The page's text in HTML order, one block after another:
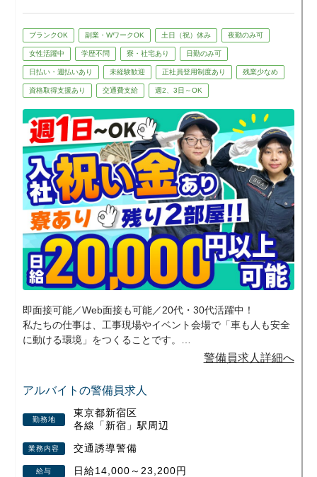
・イベントの裏側に関わってみたい
・Wワーク・副業を探している
・ガチガチな職場はちょっと苦手
★1つでも当てはまれば大歓迎！
■大型ゲームイベント警備の実績あり！
数万人規模の大型ゲームイベント警備の実
績もあります。
「イベントが好き」
「非日常な現場で働いてみたい」
そんな若手スタッフからも好評です。
※配属は希望・適性を考慮します
アルバイトの警備員求人
勤務地
東京都新宿区
各線「新宿」駅周辺
業務内容 交通誘導警備
給与 日給14,000～23,200円
ブランクOK 副業・WワークOK 土日（祝）休み 夜勤のみ可
女性活躍中 学歴不問 寮・社宅あり 日勤のみ可
日払い・週払いあり 未経験歓迎 正社員登用制度あり 残業少なめ
資格取得支援あり 交通費支給 週2、3日～OK
即面接可能／Web面接も可能／20代・30代活躍中！
私たちの仕事は、工事現場やイベント会場で「車も人も安全
に動ける環境」をつくることです。
地域のお祭りやスポーツイベントなど、日常では味わえない
ベント警備の両方を経験できるため、飽きずに長く続けてい
ただけます。
勤務は日勤・夜勤の選択OK、週1日～無理なくスタート可
能。さらに現場が早く終わっても日給は全額保証されるの
で、安定した収入が得られます。
資格取得支援や各種手当、即入居できる寮など、安心して働
警備員求人詳細へ